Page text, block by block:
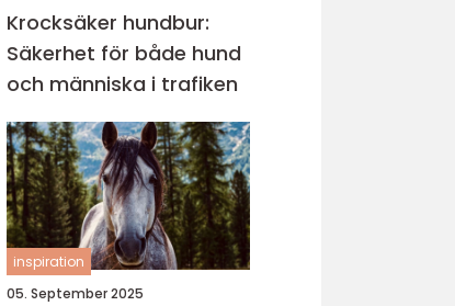
Krocksäker hundbur:
Säkerhet för både hund
och människa i trafiken
inspiration
05. September 2025